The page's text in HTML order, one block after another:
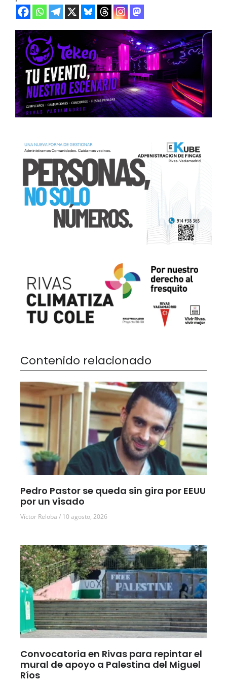
Contenido relacionado
Pedro Pastor se queda sin gira por EEUU
por un visado
Víctor Reloba 10 agosto, 2026
Convocatoria en Rivas para repintar el
mural de apoyo a Palestina del Miguel
Ríos